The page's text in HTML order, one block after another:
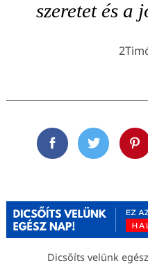
szeretet és a
FacebookTwitter
Dicsőíts velünk